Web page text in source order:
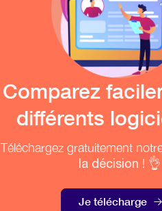
Comparez
différents
Téléchargez gratuitement
la décision ! 👌
Je télécharge